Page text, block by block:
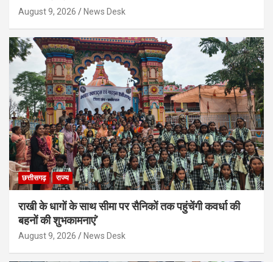
August 9, 2026 News Desk
छत्तीसगढ़ राज्य
राखी के धागों के साथ सीमा पर सैनिकों तक पहुंचेंगी कवर्धा की
बहनों की शुभकामनाएं’
August 9, 2026 News Desk